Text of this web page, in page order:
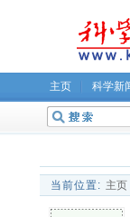
主页 科学新
无神论坛
当前位置: 主页